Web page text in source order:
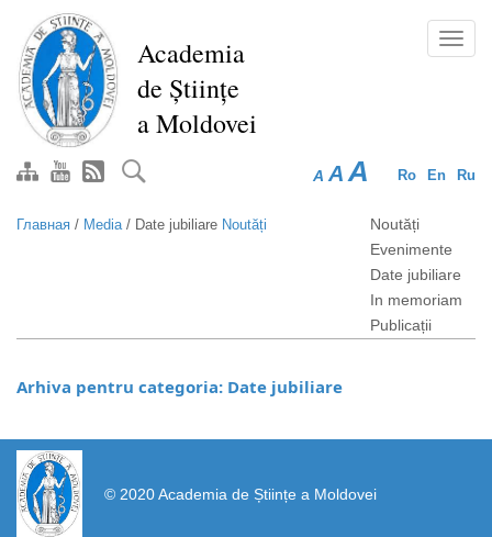
Перейти
основному
содержанию
Academia
de Științe
a Moldovei
Ro En Ru
A A A
Главная / Media/ Date jubiliare Noutăți
Noutăți
Evenimente
Date jubiliare
In memoriam
Publicații
Arhiva pentru categoria: Date jubiliare
© 2020 Academia de Științe a Moldovei
https://propletenie.ru/